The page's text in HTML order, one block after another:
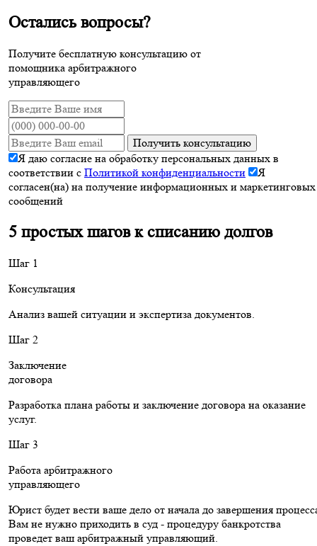
Остались вопросы?
Получите бесплатную консультацию от
помощника арбитражного
управляющего
Получить консультацию
Я даю согласие на обработку персональных данных в
соответствии с Политикой конфиденциальности
Я
согласен(на) на получение информационных и маркетинговых
сообщений
5 простых шагов к списанию долгов
Шаг 1
Консультация
Анализ вашей ситуации и экспертиза документов.
Шаг 2
Заключение
договора
Разработка плана работы и заключение договора на оказание
услуг.
Шаг 3
Работа арбитражного
управляющего
Юрист будет вести ваше дело от начала до завершения
Вам не нужно приходить в суд - процедуру банкротства
проведет ваш арбитражный управляющий.